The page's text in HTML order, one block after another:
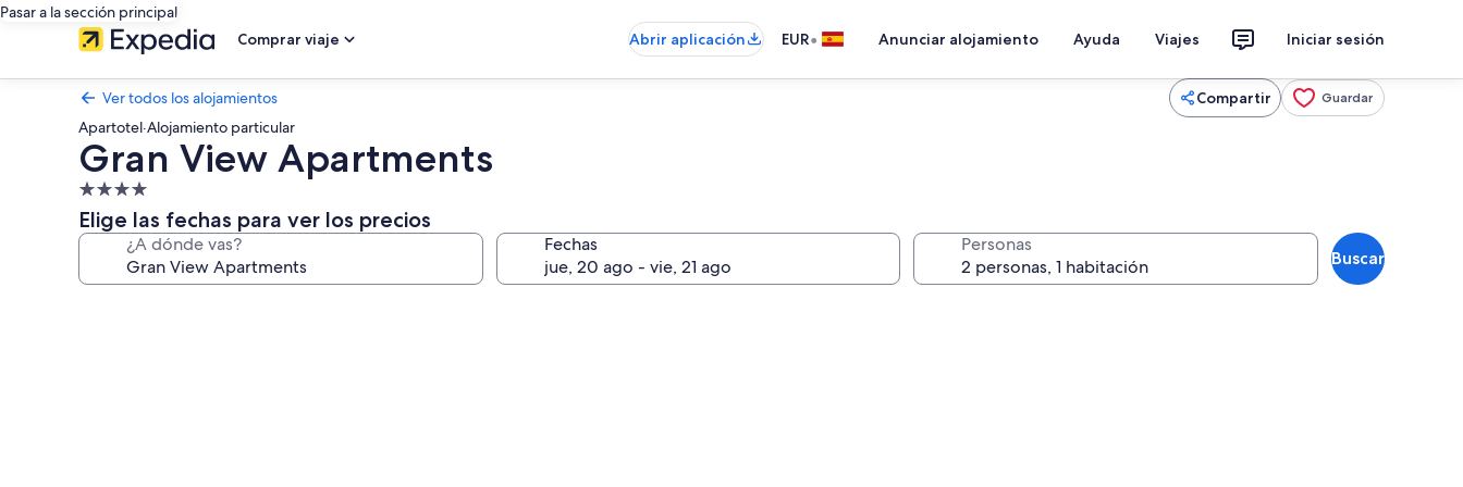
Pasar a la sección principal
Comprar viaje
Abrir aplicación EUR• Anunciar alojamiento Ayuda Viajes Iniciar sesión
Ver todos los alojamientos Compartir Guardar
Apartotel·Alojamiento particular
Gran View Apartments
Alojamiento
de
4.0 estrellas
Elige las fechas para ver los precios
¿A dónde vas? Fechas Personas
Buscar